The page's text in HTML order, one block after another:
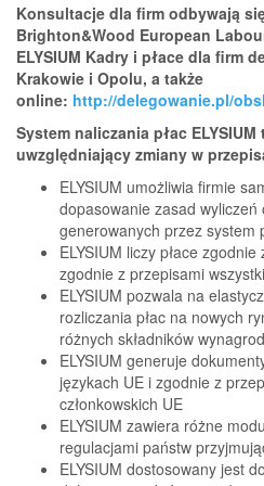
Konsultacje dla firm odbywają
Brighton&Wood European
ELYSIUM Kadry i płace dla firm
Krakowie i Opolu, a także
online: http://delegowanie.pl/
System naliczania płac
uwzględniający zmiany w
ELYSIUM umożliwia firmie
dopasowanie zasad
generowanych przez system
ELYSIUM liczy płace
zgodnie z przepisami
ELYSIUM pozwala na
rozliczania płac na nowych
różnych składników
ELYSIUM generuje
językach UE i zgodnie z
członkowskich UE
ELYSIUM zawiera różne
regulacjami państw
ELYSIUM dostosowany jest